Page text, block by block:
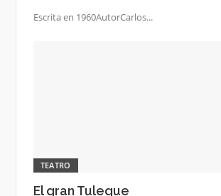
Escrita en 1960AutorCarlos...
TEATRO
El gran Tuleque